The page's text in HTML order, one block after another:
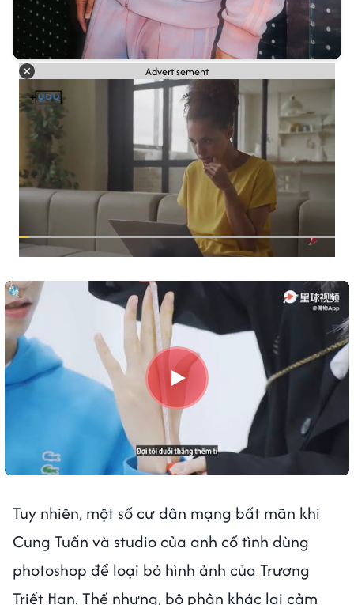
Advertisement
Tuy nhiên, một số cư dân mạng bất mãn khi
Cung Tuấn và studio của anh cố tình dùng
photoshop để loại bỏ hình ảnh của Trương
Triết Hạn. Thế nhưng, bộ phận khác lại cảm